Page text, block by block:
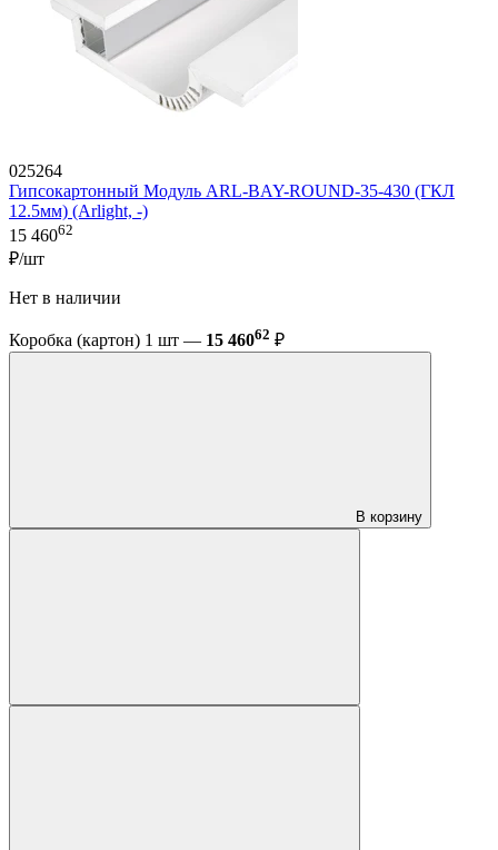
025264
Гипсокартонный Модуль ARL-BAY-ROUND-35-430 (ГКЛ
12.5мм) (Arlight, -)
15 46062
₽/шт
Нет в наличии
Коробка (картон) 1 шт — 15 46062 ₽
В корзину